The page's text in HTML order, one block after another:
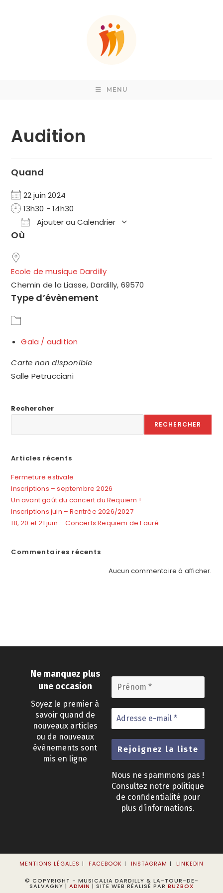
MENU
Audition
Quand
22 juin 2024
13h30 - 14h30
Ajouter au Calendrier
Où
Ecole de musique Dardilly
Chemin de la Liasse, Dardilly, 69570
Type d’évènement
Gala / audition
Carte non disponible
Salle Petrucciani
Rechercher
RECHERCHER
Articles récents
Fermeture estivale
Inscriptions – septembre 2026
Un avant goût du concert du Requiem !
Inscriptions juin – Rentrée 2026/2027
18, 20 et 21 juin – Concerts Requiem de Fauré
Commentaires récents
Aucun commentaire à afficher.
Ne manquez plus
une occasion
Soyez le premier à
savoir quand de
nouveaux articles
ou de nouveaux
évènements sont
mis en ligne
Nous ne spammons pas !
Consultez notre politique
de confidentialité pour
plus d’informations.
MENTIONS LÉGALES FACEBOOK INSTAGRAM LINKEDIN
© COPYRIGHT - MUSICALIA DARDILLY & LA-TOUR-DE-
SALVAGNY | ADMIN | SITE WEB RÉALISÉ PAR BUZBOX